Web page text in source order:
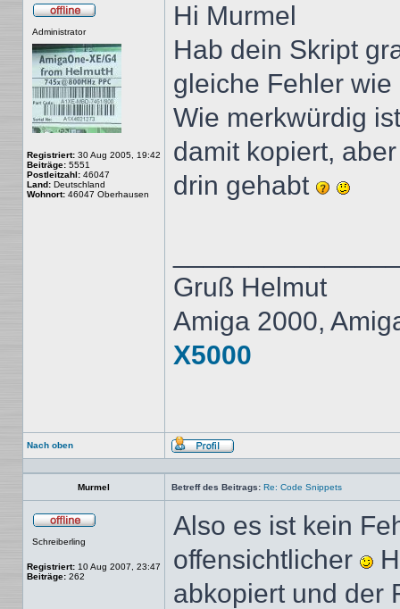
Administrator
Registriert: 30 Aug 2005, 19:42
Beiträge: 5551
Postleitzahl: 46047
Land: Deutschland
Wohnort: 46047 Oberhausen
Hi Murmel
Hab dein Skript
gleiche Fehler wie
Wie merkwürdig
damit kopiert,
drin gehabt
Gruß Helmut
Amiga 2000,
X5000
Nach oben
Profil
Murmel Betreff des Beitrags: Re: Code Snippets
Schreiberling
Registriert: 10 Aug 2007, 23:47
Beiträge: 262
Also es ist kein
offensichtlicher
abkopiert und der